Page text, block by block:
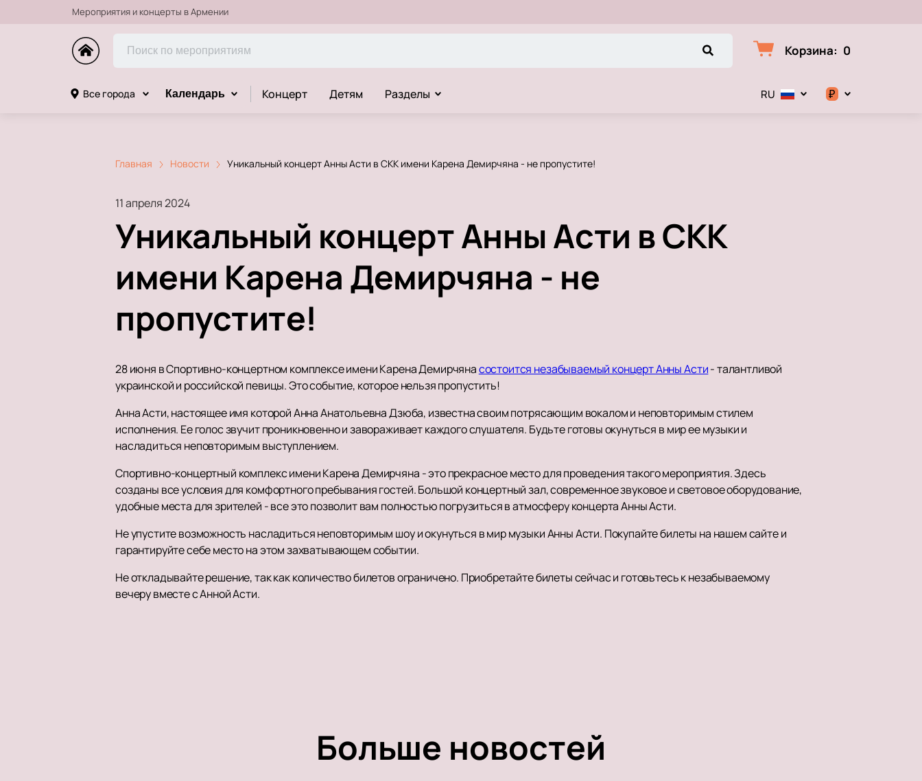
Мероприятия и концерты в Армении
Корзина: 0
Все города Календарь Концерт Детям Разделы RU ₽
Главная Новости Уникальный концерт Анны Асти в СКК имени Карена Демирчяна - не пропустите!
11 апреля 2024
Уникальный концерт Анны Асти в СКК
имени Карена Демирчяна - не
пропустите!
28 июня в Спортивно-концертном комплексе имени Карена Демирчянасостоится незабываемый концерт Анны Асти- талантливой
украинской и российской певицы. Это событие, которое нельзя пропустить!
Анна Асти, настоящее имя которой Анна Анатольевна Дзюба, известна своим потрясающим вокалом и неповторимым стилем
исполнения. Ее голос звучит проникновенно и завораживает каждого слушателя. Будьте готовы окунуться в мир ее музыки и
насладиться неповторимым выступлением.
Спортивно-концертный комплекс имени Карена Демирчяна - это прекрасное место для проведения такого мероприятия. Здесь
созданы все условия для комфортного пребывания гостей. Большой концертный зал, современное звуковое и световое оборудование,
удобные места для зрителей - все это позволит вам полностью погрузиться в атмосферу концерта Анны Асти.
Не упустите возможность насладиться неповторимым шоу и окунуться в мир музыки Анны Асти. Покупайте билеты на нашем сайте и
гарантируйте себе место на этом захватывающем событии.
Не откладывайте решение, так как количество билетов ограничено. Приобретайте билеты сейчас и готовьтесь к незабываемому
вечеру вместе с Анной Асти.
Больше новостей